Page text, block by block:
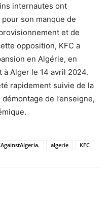
internautes ont
son manque de
et de
opposition, KFC a
en Algérie, en
Alger le 14 avril 2024.
rapidement suivie de la
de l’enseigne,
algerie KFC